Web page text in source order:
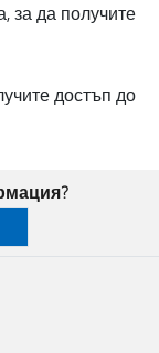
за да получите
достъп до